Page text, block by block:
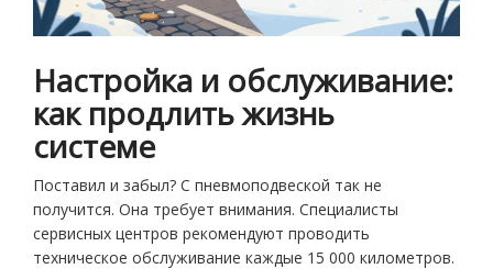
Настройка и обслуживание:
как продлить жизнь
системе
Поставил и забыл? С пневмоподвеской так не
получится. Она требует внимания. Специалисты
сервисных центров рекомендуют проводить
техническое обслуживание каждые 15 000 километров.